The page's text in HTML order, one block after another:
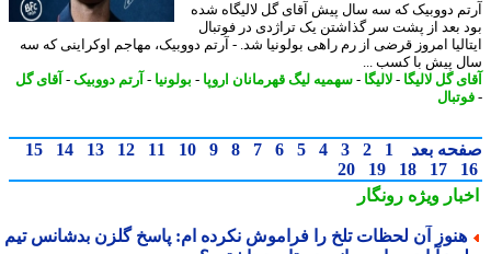
دووبیک که سه سال پیش آقای گل لالیگاه شده
بعد از پشت سر گذاشتن یک تراژدی در فوتبال
امروز قرضی از رم راهی بولونیا شد. - آرتم دووبیک، مهاجم اوکراینی که سه
پیش با کسب ...
گل لالیگا-لالیگا-سهمیه لیگ قهرمانان اروپا - بولونیا-آرتم دووبیک-آقای گل
بعد 1
2
3
4
5
6
7
8
9
10
11
12
13
14
15
17
18
19
20
ویژهرونگار
آن لحظات تلخ را فراموش نکرده ام: پاسخ گلزن بدشانس تیم